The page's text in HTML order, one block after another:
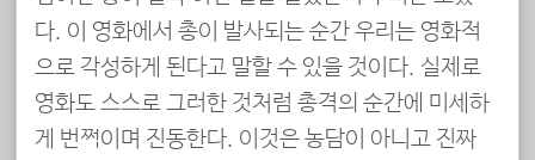
다. 이 영화에서 총이 발사되는 순간 우리는 영화적
으로 각성하게 된다고 말할 수 있을 것이다. 실제로
영화도 스스로 그러한 것처럼 총격의 순간에 미세하
게 번쩍이며 진동한다. 이것은 농담이 아니고 진짜